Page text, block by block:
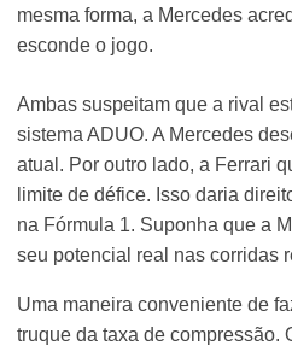
mesma forma, a Mercedes
esconde o jogo.
Ambas suspeitam que a rival
sistema ADUO. A Mercedes
atual. Por outro lado, a Ferrari
limite de défice. Isso daria
na Fórmula 1. Suponha que a
seu potencial real nas corridas
Uma maneira conveniente de
truque da taxa de compressão.